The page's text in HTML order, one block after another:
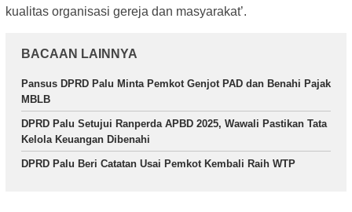
kualitas organisasi gereja dan masyarakat’.
BACAAN LAINNYA
Pansus DPRD Palu Minta Pemkot Genjot PAD dan Benahi Pajak
MBLB
DPRD Palu Setujui Ranperda APBD 2025, Wawali Pastikan Tata
Kelola Keuangan Dibenahi
DPRD Palu Beri Catatan Usai Pemkot Kembali Raih WTP